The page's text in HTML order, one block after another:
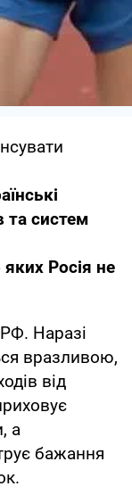
та систем
Росія не
Наразі
вразливою,
від
а
бажання